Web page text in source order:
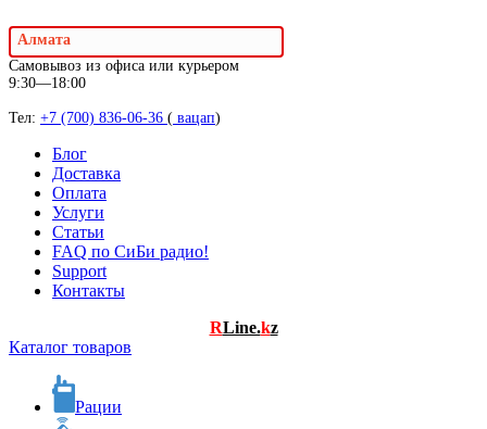
Алмата
Самовывоз из офиса или курьером
9:30—18:00
Тел: +7 (700) 836-06-36 ( вацап)
Блог
Доставка
Оплата
Услуги
Статьи
FAQ по СиБи радио!
Support
Контакты
RLine.kz
Каталог товаров
Рации